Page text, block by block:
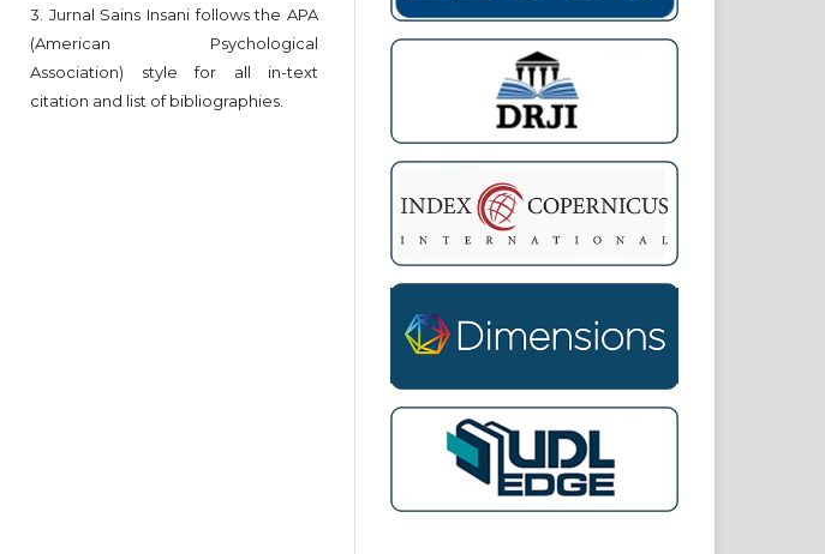
3. Jurnal Sains Insani follows the APA
(American Psychological
Association) style for all in-text
citation and list of bibliographies.